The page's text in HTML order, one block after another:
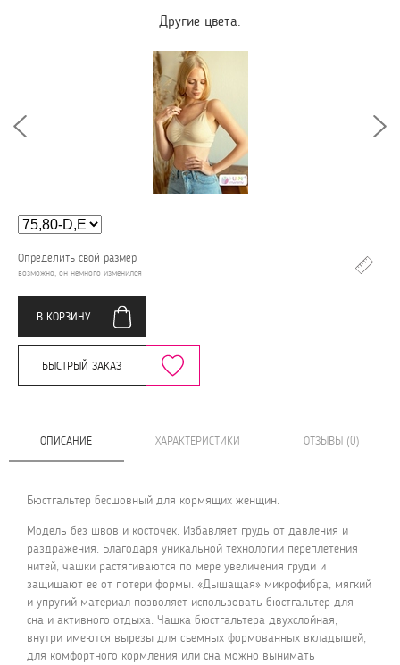
Другие цвета:
Определить свой размер
возможно, он немного изменился
В КОРЗИНУ
БЫСТРЫЙ ЗАКАЗ
ОПИСАНИЕ ХАРАКТЕРИСТИКИ ОТЗЫВЫ (0)
Бюстгальтер бесшовный для кормящих женщин.
Модель без швов и косточек. Избавляет грудь от давления и
раздражения. Благодаря уникальной технологии переплетения
нитей, чашки растягиваются по мере увеличения груди и
защищают ее от потери формы. «Дышащая» микрофибра, мягкий
и упругий материал позволяет использовать бюстгальтер для
сна и активного отдыха. Чашка бюстгальтера двухслойная,
внутри имеются вырезы для съемных формованных вкладышей,
для комфортного кормления или сна можно вынимать